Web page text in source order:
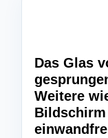
Das Glas
Weitere